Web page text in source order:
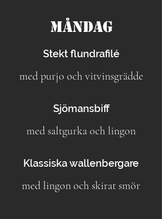
Måndag
Stekt flundrafilé
med purjo och vitvinsgrädde
Sjömansbiff
med saltgurka och lingon
Klassiska wallenbergare
med lingon och skirat smör